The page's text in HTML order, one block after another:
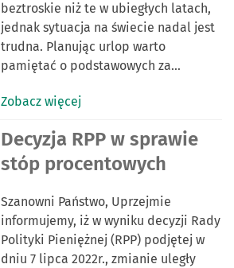
beztroskie niż te w ubiegłych latach,
jednak sytuacja na świecie nadal jest
trudna. Planując urlop warto
pamiętać o podstawowych za…
Zobacz więcej
DATA PUBLIKACJI:
Decyzja RPP w sprawie
stóp procentowych
Szanowni Państwo, Uprzejmie
informujemy, iż w wyniku decyzji Rady
Polityki Pieniężnej (RPP) podjętej w
dniu 7 lipca 2022r., zmianie uległy